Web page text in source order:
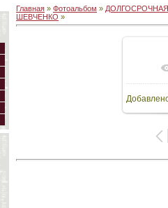
Главная » Фотоальбом »
ШЕВЧЕНКО »